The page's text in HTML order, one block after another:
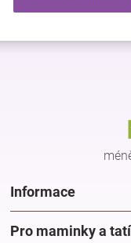
Z
Informace
Pro maminky a